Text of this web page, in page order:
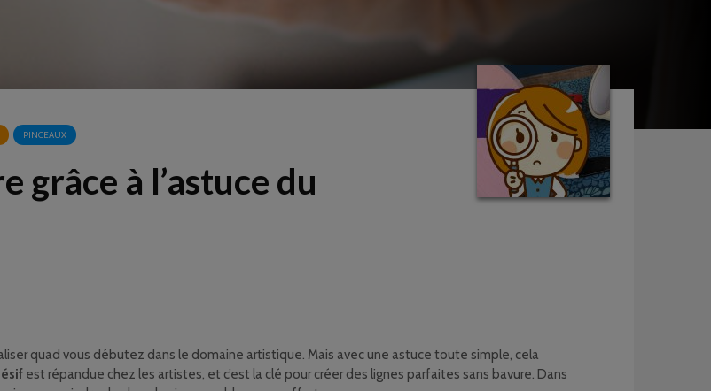
PINCEAUX
grâce à l’astuce du
quad vous débutez dans le domaine artistique. Mais avec une astuce toute simple, cela
est répandue chez les artistes, et c’est la clé pour créer des lignes parfaites sans bavure. Dans